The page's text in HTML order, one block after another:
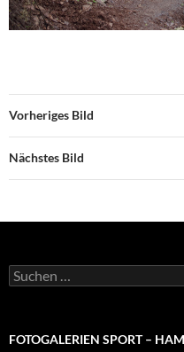
Vorheriges Bild
Nächstes Bild
Suchen
nach:
FOTOGALERIEN SPORT –